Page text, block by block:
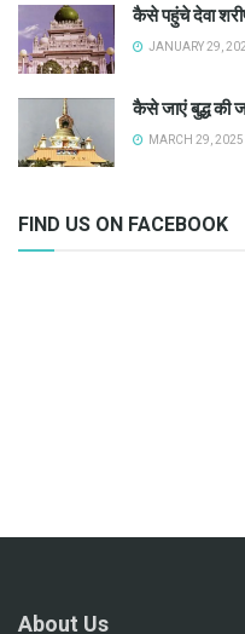
कैसे पहुंचे देवा
JANUARY 29,
कैसे जाएं बुद्ध की
MARCH 29, 2025
FIND US ON FACEBOOK
About Us